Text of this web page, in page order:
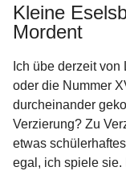
Kleine
Mordent
Ich übe derzeit von
oder die Nummer
durcheinander
Verzierung? Zu
etwas
egal, ich spiele sie.